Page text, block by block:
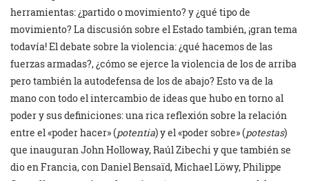
herramientas: ¿partido o movimiento? y ¿qué tipo de
movimiento? La discusión sobre el Estado también, ¡gran tema
todavía! El debate sobre la violencia: ¿qué hacemos de las
fuerzas armadas?, ¿cómo se ejerce la violencia de los de arriba
pero también la autodefensa de los de abajo? Esto va de la
mano con todo el intercambio de ideas que hubo en torno al
poder y sus definiciones: una rica reflexión sobre la relación
entre el «poder hacer» (potentia) y el «poder sobre» (potestas)
que inauguran John Holloway, Raúl Zibechi y que también se
dio en Francia, con Daniel Bensaïd, Michael Löwy, Philippe